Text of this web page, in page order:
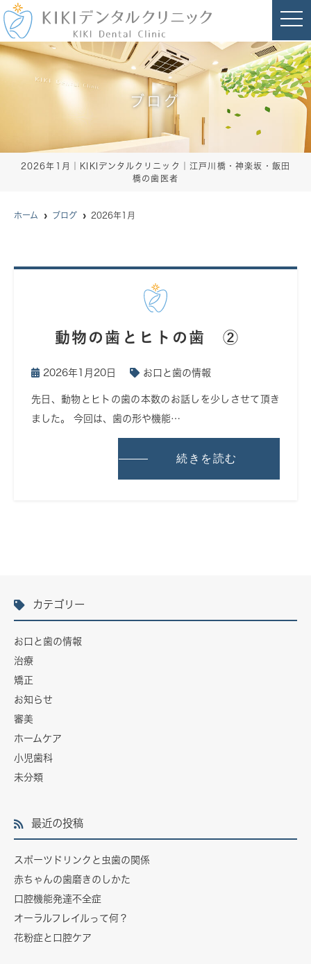
ブログ
2026年1月｜KIKIデンタルクリニック｜江戸川橋・神楽坂・飯田
橋の歯医者
t
o
g
l
e
n
a
v
i
ホーム ブログ 2026年1月
動物の歯とヒトの歯 ②
2026年1月20日 お口と歯の情報
先日、動物とヒトの歯の本数のお話しを少しさせて頂き
ました。 今回は、歯の形や機能…
続きを読む
カテゴリー
お口と歯の情報
治療
矯正
お知らせ
審美
ホームケア
小児歯科
未分類
最近の投稿
スポーツドリンクと虫歯の関係
赤ちゃんの歯磨きのしかた
口腔機能発達不全症
オーラルフレイルって何？
花粉症と口腔ケア